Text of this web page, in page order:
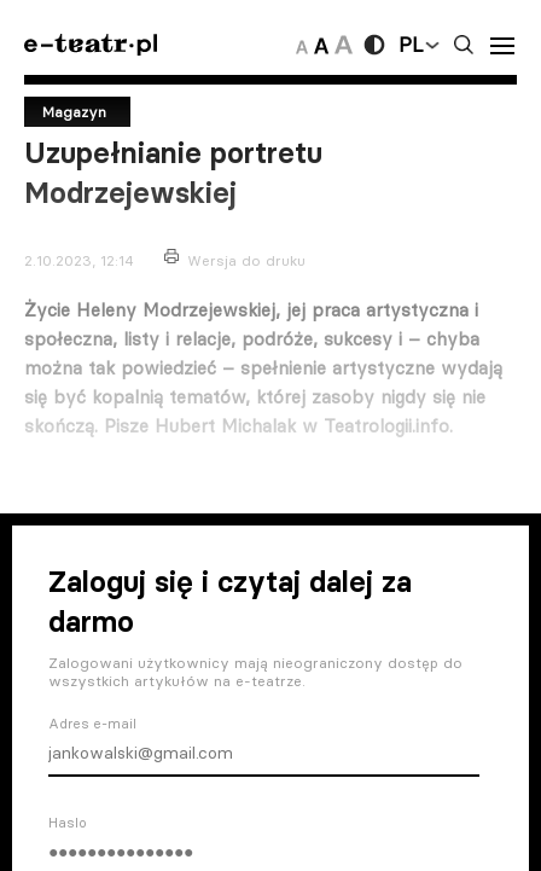
PL
Magazyn
Uzupełnianie portretu
Modrzejewskiej
2.10.2023, 12:14 Wersja do druku
Życie Heleny Modrzejewskiej, jej praca artystyczna i
społeczna, listy i relacje, podróże, sukcesy i – chyba
można tak powiedzieć – spełnienie artystyczne wydają
się być kopalnią tematów, której zasoby nigdy się nie
skończą. Pisze Hubert Michalak w Teatrologii.info.
Zaloguj się i czytaj dalej za
darmo
Zalogowani użytkownicy mają nieograniczony dostęp do
wszystkich artykułów na e-teatrze.
Adres e-mail
Haslo